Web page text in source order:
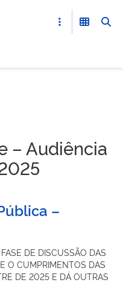
– Audiência
–
DE DISCUSSÃO DAS
O CUMPRIMENTOS DAS
DE 2025 E DÁ OUTRAS